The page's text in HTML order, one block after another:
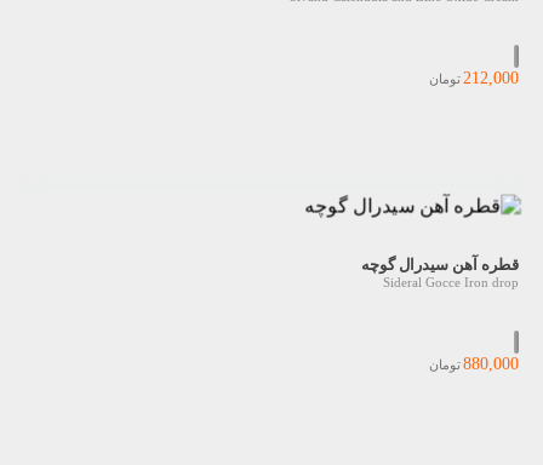
212,000تومان
قطره آهن سیدرال گوچه
Sideral Gocce Iron drop
880,000تومان